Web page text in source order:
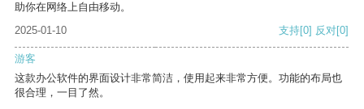
助你在网络上自由移动。
2025-01-10
支持[0] 反对[0]
游客
这款办公软件的界面设计非常简洁，使用起来非常方便。功能的布局也
很合理，一目了然。